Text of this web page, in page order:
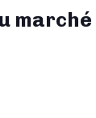
marché